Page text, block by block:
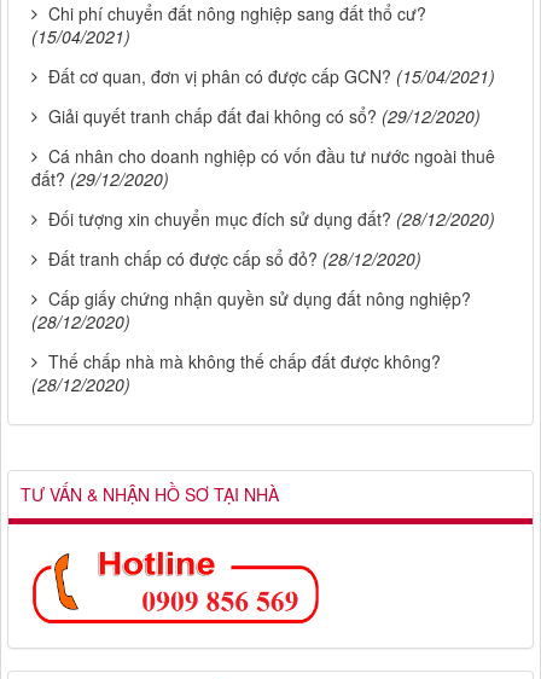
Chi phí chuyển đất nông nghiệp sang đất thổ cư?
(15/04/2021)
Đất cơ quan, đơn vị phân có được cấp GCN? (15/04/2021)
Giải quyết tranh chấp đất đai không có sổ? (29/12/2020)
Cá nhân cho doanh nghiệp có vốn đầu tư nước ngoài thuê
đất? (29/12/2020)
Đối tượng xin chuyển mục đích sử dụng đất? (28/12/2020)
Đất tranh chấp có được cấp sổ đỏ? (28/12/2020)
Cấp giấy chứng nhận quyền sử dụng đất nông nghiệp?
(28/12/2020)
Thế chấp nhà mà không thế chấp đất được không?
(28/12/2020)
TƯ VẤN & NHẬN HỒ SƠ TẠI NHÀ